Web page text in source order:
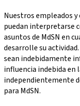
Nuestros empleados
puedan interpretarse
asuntos de MdSN en
desarrolle su
sean indebidamente
influencia indebida en
independientemente
para MdSN.